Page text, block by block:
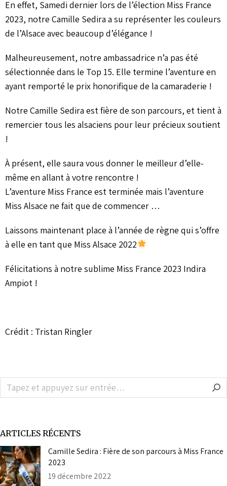
En effet, Samedi dernier lors de l’élection Miss France
2023, notre Camille Sedira a su représenter les couleurs
de l’Alsace avec beaucoup d’élégance !
Malheureusement, notre ambassadrice n’a pas été
sélectionnée dans le Top 15. Elle termine l’aventure en
ayant remporté le prix honorifique de la camaraderie !
Notre Camille Sedira est fière de son parcours, et tient à
remercier tous les alsaciens pour leur précieux soutient
!
À présent, elle saura vous donner le meilleur d’elle-
même en allant à votre rencontre !
L’aventure Miss France est terminée mais l’aventure
Miss Alsace ne fait que de commencer …
Laissons maintenant place à l’année de règne qui s’offre
à elle en tant que Miss Alsace 2022
Félicitations à notre sublime Miss France 2023 Indira
Ampiot !
Crédit : Tristan Ringler
ARTICLES RÉCENTS
Camille Sedira : Fière de son parcours à Miss France
2023
19 décembre 2022